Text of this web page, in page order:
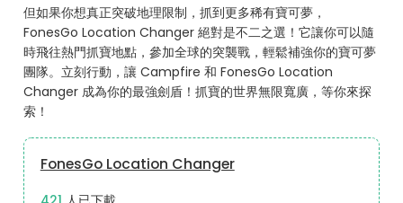
但如果你想真正突破地理限制，抓到更多稀有寶可夢，
FonesGo Location Changer 絕對是不二之選！它讓你可以隨
時飛往熱門抓寶地點，參加全球的突襲戰，輕鬆補強你的寶可夢
團隊。立刻行動，讓 Campfire 和 FonesGo Location
Changer 成為你的最強劍盾！抓寶的世界無限寬廣，等你來探
索！
FonesGo Location Changer